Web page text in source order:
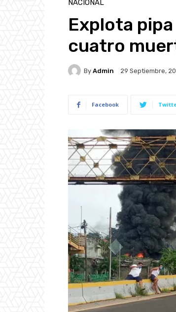
NACIONAL
Explota
cuatro
By Admin 29 Septiembre,
Facebook